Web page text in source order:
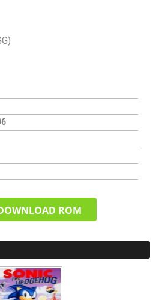
ROM